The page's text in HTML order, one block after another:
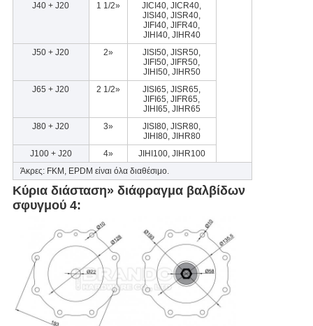
J40 + J20
1 1/2»
JICI40, JICR40,
JISI40, JISR40,
JIFI40, JIFR40,
JIHI40, JIHR40
J50 + J20
2»
JISI50, JISR50,
JIFI50, JIFR50,
JIHI50, JIHR50
J65 + J20
2 1/2»
JISI65, JISR65,
JIFI65, JIFR65,
JIHI65, JIHR65
J80 + J20
3»
JISI80, JISR80,
JIHI80, JIHR80
J100 + J20
4»
JIHI100, JIHR100
Άκρες: FKM, EPDM είναι όλα διαθέσιμο.
Κύρια διάσταση» διάφραγμα βαλβίδων
σφυγμού 4: